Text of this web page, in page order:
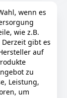
145 kg
wenn es
wie z.B.
gibt es
auf
zu
Leistung,
um